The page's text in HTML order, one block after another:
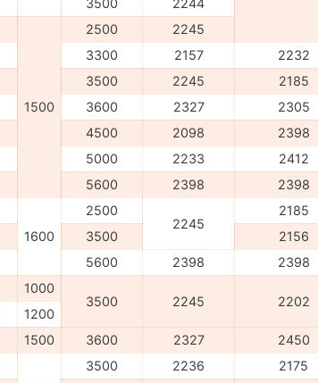
3500 2244
1500
2500 2245
3300 2157 2232
3500 2245 2185
3600 2327 2305
4500 2098 2398
5000 2233 2412
5600 2398 2398
1600
2500
2245
2185
3500 2156
5600 2398 2398
1000
3500
2245 2202
1200
1500 3600 2327 2450
3500 2236 2175